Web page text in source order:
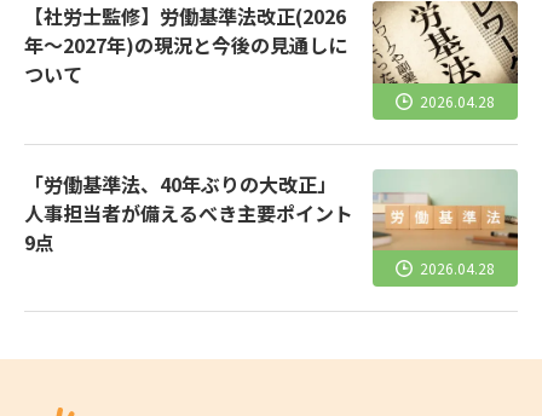
【社労士監修】労働基準法改正(2026
年～2027年)の現況と今後の見通しに
ついて
2026.04.28
「労働基準法、40年ぶりの大改正」
人事担当者が備えるべき主要ポイント
9点
2026.04.28